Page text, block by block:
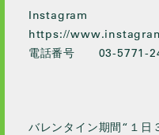
Instagram
https://
電話番号 03-5771-
バレンタイン期間“１日